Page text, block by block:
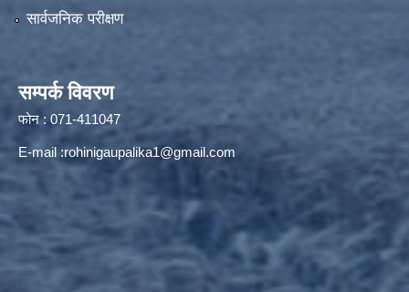
सार्वजनिक परीक्षण
सम्पर्क विवरण
फोन : 071-411047
E-mail :rohinigaupalika1@gmail.com